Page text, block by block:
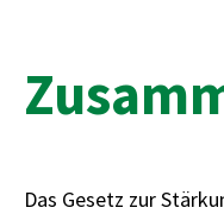
Das Gesetz zur